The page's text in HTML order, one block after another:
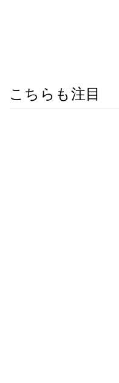
こちらも注目